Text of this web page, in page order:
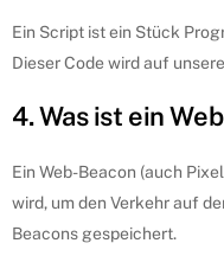
Ein Script ist ein Stück
Dieser Code wird auf
4. Was ist ein
Ein Web-Beacon (auch
wird, um den Verkehr auf
Beacons gespeichert.